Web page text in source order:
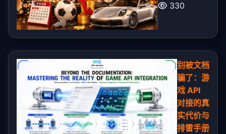
330
别被文档
骗了：游
戏 API
对接的真
实代价与
排雷手册